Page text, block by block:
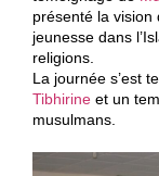
présenté la vision
jeunesse dans
religions.
La journée s’est
Tibhirine et un
musulmans.